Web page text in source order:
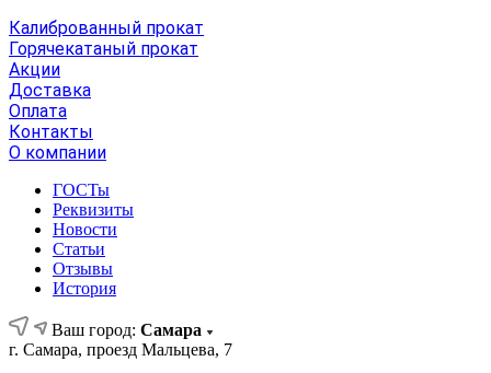
Калиброванный прокат
Горячекатаный прокат
Акции
Доставка
Оплата
Контакты
О компании
ГОСТы
Реквизиты
Новости
Статьи
Отзывы
История
Ваш город: Самара
г. Самара, проезд Мальцева, 7